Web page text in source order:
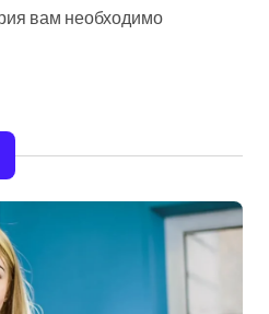
вам необходимо